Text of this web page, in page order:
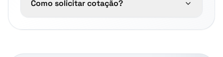
Como solicitar cotação?